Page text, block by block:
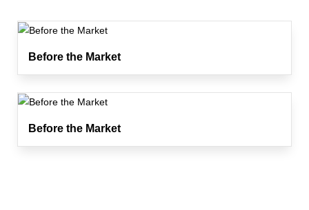
Before the Market
Before the Market